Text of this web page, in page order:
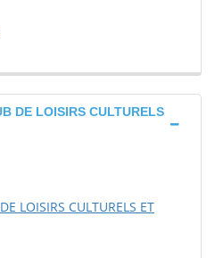
DE LOISIRS CULTURELS
LOISIRS CULTURELS ET